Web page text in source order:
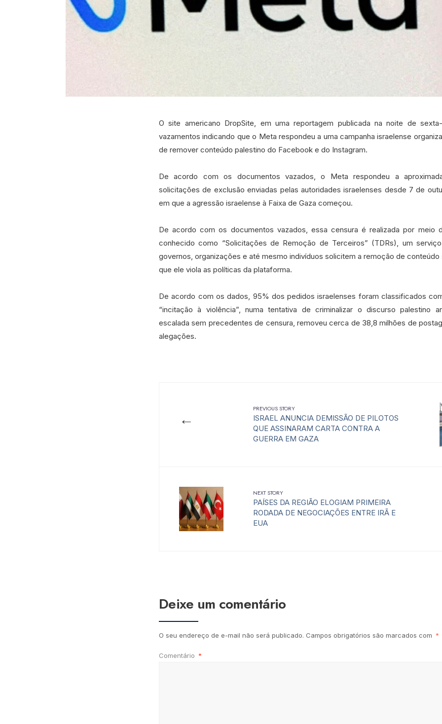
O site americano DropSite, em uma reportagem publicada na noite de
vazamentos indicando que o Meta respondeu a uma campanha israelense
de remover conteúdo palestino do Facebook e do Instagram.
De acordo com os documentos vazados, o Meta respondeu a
solicitações de exclusão enviadas pelas autoridades israelenses desde 7 de
em que a agressão israelense à Faixa de Gaza começou.
De acordo com os documentos vazados, essa censura é realizada por meio
conhecido como “Solicitações de Remoção de Terceiros” (TDRs), um
governos, organizações e até mesmo indivíduos solicitem a remoção de
que ele viola as políticas da plataforma.
De acordo com os dados, 95% dos pedidos israelenses foram classificados
“incitação à violência”, numa tentativa de criminalizar o discurso palestino
escalada sem precedentes de censura, removeu cerca de 38,8 milhões de
alegações.
←
PREVIOUS STORY
ISRAEL ANUNCIA DEMISSÃO DE PILOTOS
QUE ASSINARAM CARTA CONTRA A
GUERRA EM GAZA
NEXT STORY
PAÍSES DA REGIÃO ELOGIAM PRIMEIRA
RODADA DE NEGOCIAÇÕES ENTRE IRÃ E
EUA
Deixe um comentário
O seu endereço de e-mail não será publicado. Campos obrigatórios são marcados com *
Comentário *